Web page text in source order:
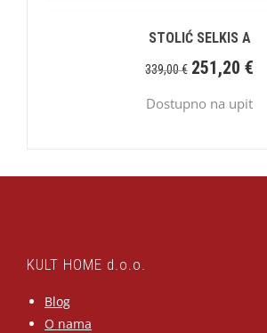
STOLIĆ SELKIS A
339,00€ 251,20 €
Dostupno na upit
KULT HOME d.o.o.
Blog
O nama